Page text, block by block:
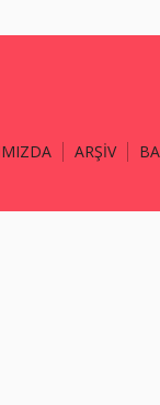
ARŞİV